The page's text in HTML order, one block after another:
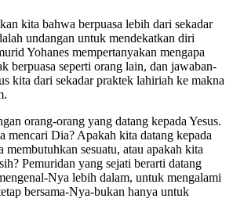
kita bahwa berpuasa lebih dari sekadar
undangan untuk mendekatkan diri
Yohanes mempertanyakan mengapa
berpuasa seperti orang lain, dan jawaban-
kita dari sekadar praktek lahiriah ke makna
orang-orang yang datang kepada Yesus.
mencari Dia? Apakah kita datang kepada
membutuhkan sesuatu, atau apakah kita
Pemuridan yang sejati berarti datang
Nya lebih dalam, untuk mengalami
bersama-Nya-bukan hanya untuk